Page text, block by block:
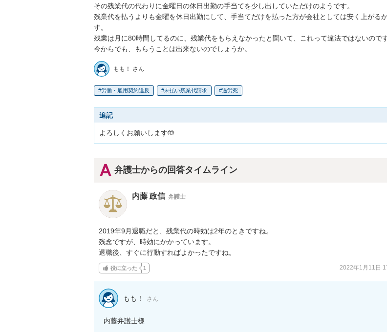
その残業代の代わりに金曜日の休日出勤の手当てを少し出していただけのようです。
残業代を払うよりも金曜を休日出勤にして、手当てだけを払った方が会社としては安く上がる
す。
残業は月に80時間してるのに、残業代をもらえなかったと聞いて、これって違法ではないので
今からでも、もらうことは出来ないのでしょうか。
もも！ さん
労働・雇用契約違反 未払い残業代請求 過労死
追記
よろしくお願いします🤲
弁護士からの回答タイムライン
内藤 政信 弁護士
2019年9月退職だと、残業代の時効は2年のときですね。
残念ですが、時効にかかっています。
退職後、すぐに行動すればよかったですね。
役に立った 1 2022年1月11日
もも！ さん
内藤弁護士様